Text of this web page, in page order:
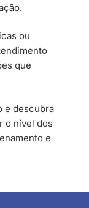
ou
que
e descubra
o nível dos
e